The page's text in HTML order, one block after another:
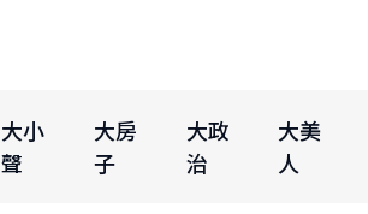
大小
聲
大房
子
大政
治
大美
人